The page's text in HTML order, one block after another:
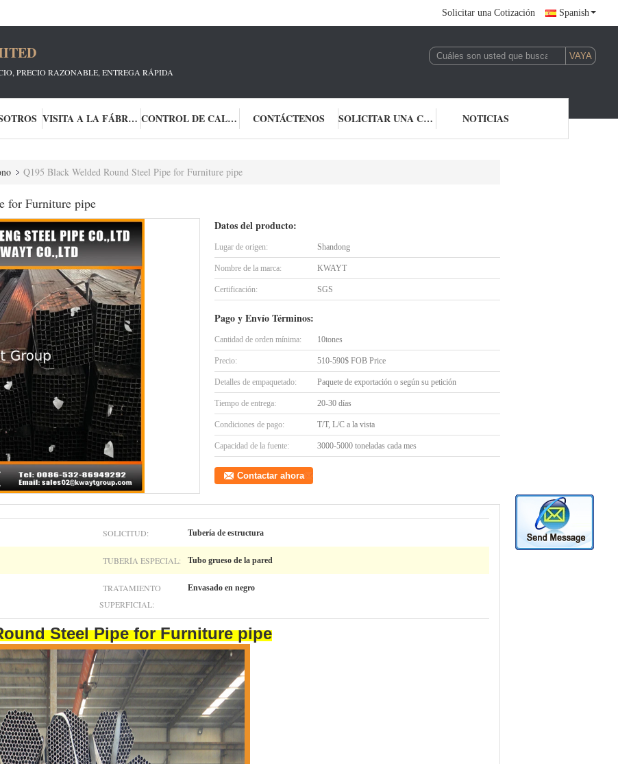
Solicitar una Cotización Spanish
PRECIO RAZONABLE, ENTREGA RÁPIDA
VISITA A LA FÁBRICA CONTROL DE CALIDAD CONTÁCTENOS SOLICITAR UNA COTIZACIÓN NOTICIAS
Q195 Black Welded Round Steel Pipe for Furniture pipe
for Furniture pipe
Datos del producto:
Lugar de origen: Shandong
Nombre de la marca: KWAYT
Certificación: SGS
Pago y Envío Términos:
Cantidad de orden mínima: 10tones
Precio: 510-590$ FOB Price
Detalles de empaquetado: Paquete de exportación o según su petición
Tiempo de entrega: 20-30 días
Condiciones de pago: T/T, L/C a la vista
Capacidad de la fuente: 3000-5000 toneladas cada mes
Contactar ahora
SOLICITUD: Tubería de estructura
TUBERÍA ESPECIAL: Tubo grueso de la pared
TRATAMIENTO
SUPERFICIAL:
Envasado en negro
Steel Pipe for Furniture pipe